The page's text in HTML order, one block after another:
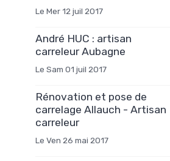
Le Mer 12 juil 2017
André HUC : artisan
carreleur Aubagne
Le Sam 01 juil 2017
Rénovation et pose de
carrelage Allauch - Artisan
carreleur
Le Ven 26 mai 2017